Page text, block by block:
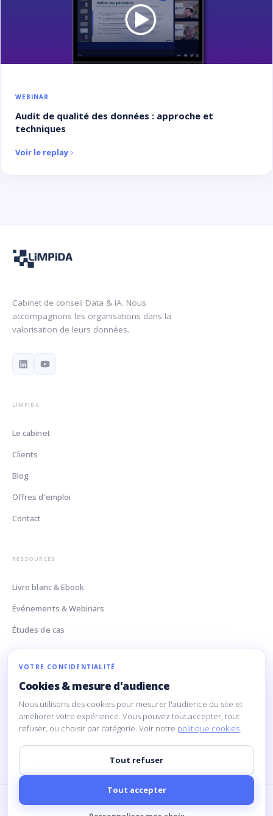
WEBINAR
Audit de qualité des données : approche et
techniques
Voir le replay
Cabinet de conseil Data & IA. Nous
accompagnons les organisations dans la
valorisation de leurs données.
LIMPIDA
Le cabinet
Clients
Blog
Offres d'emploi
Contact
RESSOURCES
Livre blanc & Ebook
Événements & Webinars
Études de cas
Glossaire Data
CONTACT
160 Rue Montmartre
75002 Paris
© 2026 Limpida. Tous droits réservés.
VOTRE CONFIDENTIALITÉ
Cookies & mesure d'audience
Nous utilisons des cookies pour mesurer l'audience du site et
améliorer votre expérience. Vous pouvez tout accepter, tout
refuser, ou choisir par catégorie. Voir notre politique cookies.
Tout refuser
Tout accepter